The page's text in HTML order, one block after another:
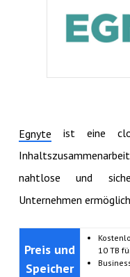
Egnyte ist eine
nahtlose und
Unternehmen
Preis und
Speicher
10 TB